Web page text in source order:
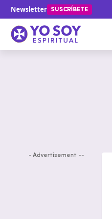
Newsletter SUSCRÍBETE
- Advertisement --